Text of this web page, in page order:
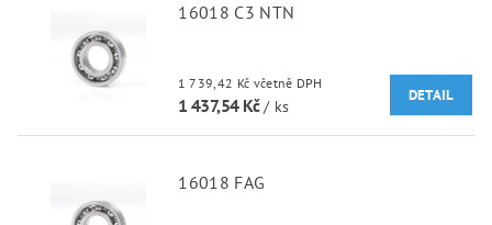
16018 C3 NTN
1 739,42 Kč včetně DPH
1 437,54 Kč/ ks
DETAIL
16018 FAG